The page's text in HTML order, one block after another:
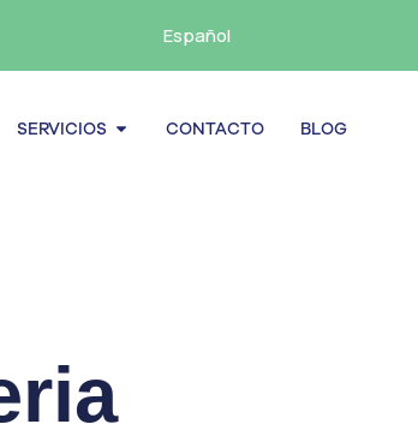
Español
Mantenimiento
SERVICIOS Abrir Servicios
CONTACTO BLOG